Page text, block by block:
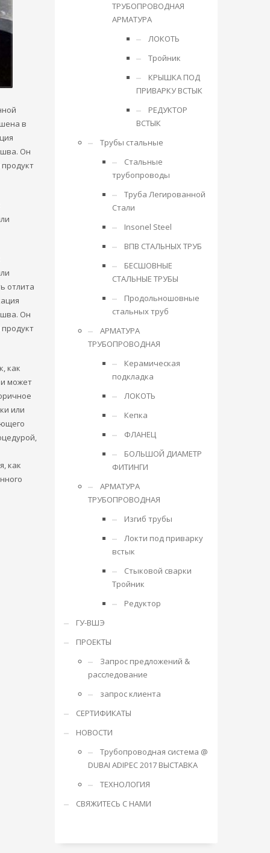
в
Он
отлита
Он
как
может
или
как
ТРУБОПРОВОДНАЯ
АРМАТУРА
ЛОКОТЬ
Тройник
КРЫШКА ПОД
ПРИВАРКУ ВСТЫК
РЕДУКТОР
ВСТЫК
Трубы стальные
Стальные
трубопроводы
Труба Легированной
Стали
Insonel Steel
ВПВ СТАЛЬНЫХ ТРУБ
БЕСШОВНЫЕ
СТАЛЬНЫЕ ТРУБЫ
Продольношовные
стальных труб
АРМАТУРА
ТРУБОПРОВОДНАЯ
Керамическая
подкладка
ЛОКОТЬ
Кепка
ФЛАНЕЦ
БОЛЬШОЙ ДИАМЕТР
ФИТИНГИ
АРМАТУРА
ТРУБОПРОВОДНАЯ
Изгиб трубы
Локти под приварку
встык
Стыковой сварки
Тройник
Редуктор
ГУ-ВШЭ
ПРОЕКТЫ
Запрос предложений &
расследование
запрос клиента
СЕРТИФИКАТЫ
НОВОСТИ
Трубопроводная система @
DUBAI ADIPEC 2017 ВЫСТАВКА
ТЕХНОЛОГИЯ
СВЯЖИТЕСЬ С НАМИ